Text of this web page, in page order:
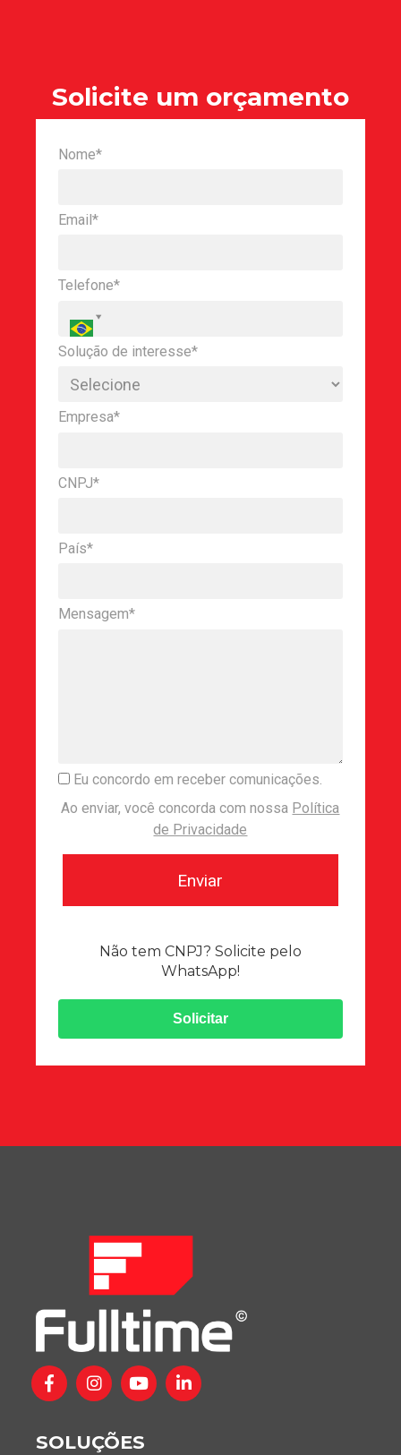
Solicite um orçamento
Nome*
Email*
Telefone*
Solução de interesse*
Empresa*
CNPJ*
País*
Mensagem*
Eu concordo em receber comunicações.
Ao enviar, você concorda com nossa Política
de Privacidade
Enviar
Não tem CNPJ? Soli cite pelo
WhatsApp!
Solicitar
SOLUÇÕES